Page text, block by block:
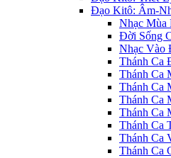
Đạo Kitô: Âm-
Nhạc Mùa
Đời Sống
Nhạc Vào
Thánh Ca
Thánh Ca
Thánh Ca
Thánh Ca
Thánh Ca
Thánh Ca
Thánh Ca
Thánh Ca